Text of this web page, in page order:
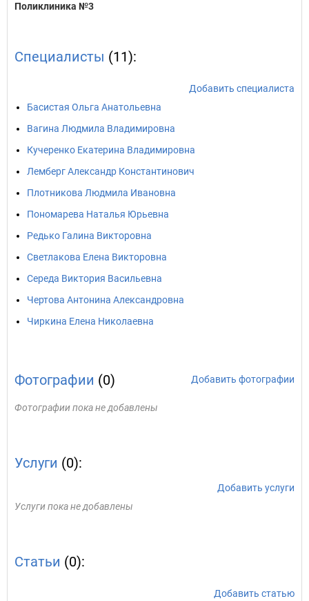
Поликлиника №3
Специалисты (11):
Добавить специалиста
Басистая Ольга Анатольевна
Вагина Людмила Владимировна
Кучеренко Екатерина Владимировна
Лемберг Александр Константинович
Плотникова Людмила Ивановна
Пономарева Наталья Юрьевна
Редько Галина Викторовна
Светлакова Елена Викторовна
Середа Виктория Васильевна
Чертова Антонина Александровна
Чиркина Елена Николаевна
Фотографии (0) Добавить фотографии
Фотографии пока не добавлены
Услуги (0):
Добавить услуги
Услуги пока не добавлены
Статьи (0):
Добавить статью